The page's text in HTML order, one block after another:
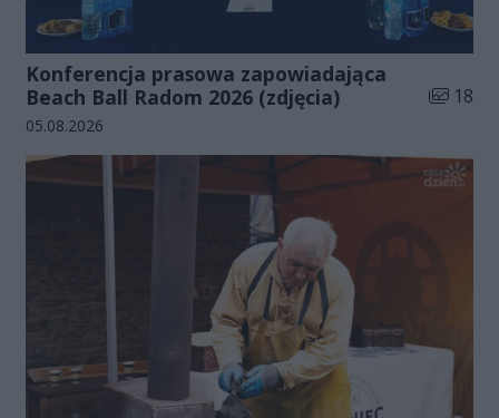
Konferencja prasowa zapowiadająca
Beach Ball Radom 2026 (zdjęcia)
Liczba
18
Data dodania galerii:
05.08.2026